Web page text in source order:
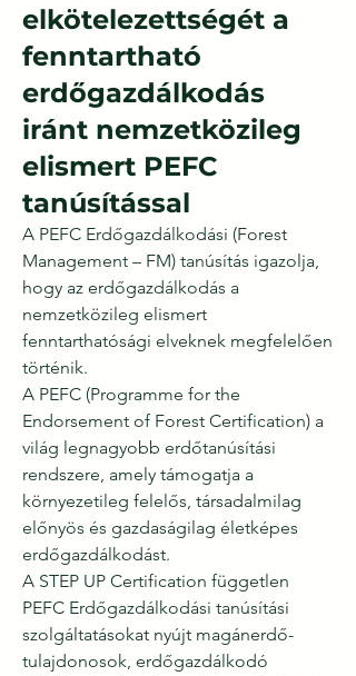
elkötelezettségét a
fenntartható
erdőgazdálkodás
iránt nemzetközileg
elismert PEFC
tanúsítással
A PEFC Erdőgazdálkodási (Forest
Management – FM) tanúsítás igazolja,
hogy az erdőgazdálkodás a
nemzetközileg elismert
fenntarthatósági elveknek megfelelően
történik.
A PEFC (Programme for the
Endorsement of Forest Certification) a
világ legnagyobb erdőtanúsítási
rendszere, amely támogatja a
környezetileg felelős, társadalmilag
előnyös és gazdaságilag életképes
erdőgazdálkodást.
A STEP UP Certification független
PEFC Erdőgazdálkodási tanúsítási
szolgáltatásokat nyújt magánerdő-
tulajdonosok, erdőgazdálkodó